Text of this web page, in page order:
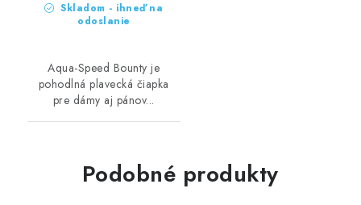
Skladom - ihneď na
odoslanie
Aqua-Speed Bounty je
pohodlná plavecká čiapka
pre dámy aj pánov...
Podobné produkty